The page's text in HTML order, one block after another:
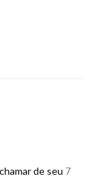
de seu 7